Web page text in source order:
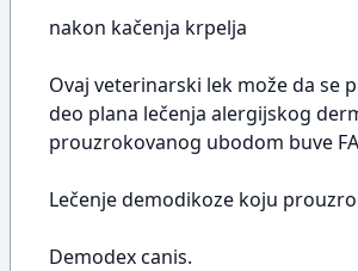
nakon kačenja krpelja
Ovaj veterinarski lek može da se
deo plana lečenja alergijskog
prouzrokovanog ubodom buve
Lečenje demodikoze koju
Demodex canis.